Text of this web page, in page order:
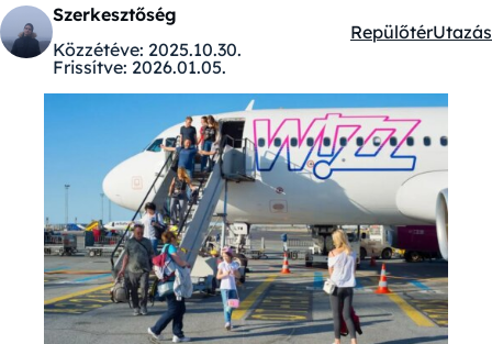
Szerkesztőség
Közzétéve: 2025.10.30.
Frissítve: 2026.01.05.
Kategóriák:
RepülőtérUtazás